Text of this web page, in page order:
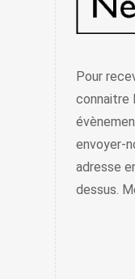
Pour
connaitre
envoyer-
adresse
dessus.